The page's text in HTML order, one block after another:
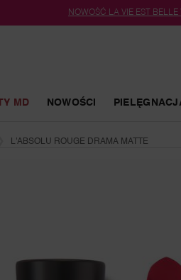
NOWOŚĆ LA VIE EST
MD NOWOŚCI
L'ABSOLU ROUGE DRAMA MATTE